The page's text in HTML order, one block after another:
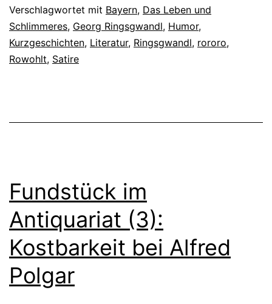
Verschlagwortet mit Bayern, Das Leben und
Schlimmeres, Georg Ringsgwandl, Humor,
Kurzgeschichten, Literatur, Ringsgwandl, rororo,
Rowohlt, Satire
Fundstück im
Antiquariat (3):
Kostbarkeit bei Alfred
Polgar